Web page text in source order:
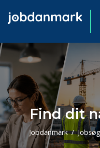
Find dit
Jobdanmark